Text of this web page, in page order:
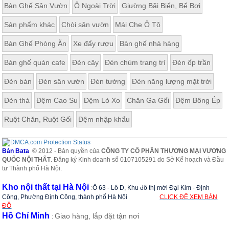
Bàn Ghế Sân Vườn Ô Ngoài Trời Giường Bãi Biển, Bể Bơi
Sản phẩm khác Chòi sân vườn Mái Che Ô Tô
Bàn Ghế Phòng Ăn Xe đẩy rượu Bàn ghế nhà hàng
Bàn ghế quán cafe Đèn cây Đèn chùm trang trí Đèn ốp trần
Đèn bàn Đèn sân vườn Đèn tường Đèn năng lượng mặt trời
Đèn thả Đệm Cao Su Đệm Lò Xo Chăn Ga Gối Đệm Bông Ép
Ruột Chăn, Ruột Gối Đệm nhập khẩu
Bản Bata © 2012 - Bản quyền củaCÔNG TY CỔ PHẦN THƯƠNG MẠI VƯƠNG
QUỐC NỘI THẤT. Đăng ký Kinh doanh số 0107105291 do Sở Kế hoạch và Đầu
tư Thành phố Hà Nội.
Kho nội thất tại Hà Nội :Ô 63 - Lô D, Khu đô thị mới Đại Kim - Định
Công, Phường Định Công, thành phố Hà Nội
CLICK ĐỂ XEM BẢN
ĐỒ
Hồ Chí Minh :Giao hàng, lắp đặt tận nơi